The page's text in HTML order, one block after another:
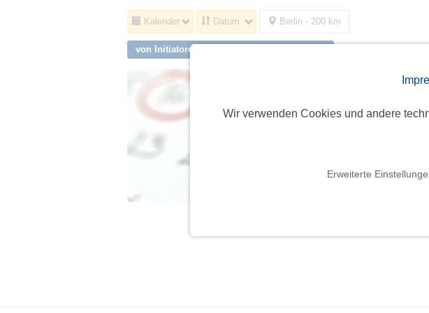
Wir verwenden Cookies und andere
Erweiterte
Kalender Datum Berlin - 200 km
von Initiatoren aus Vaterstetten, Baldham